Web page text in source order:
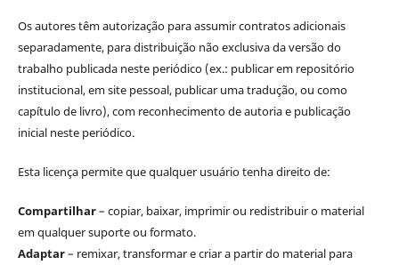
Os autores têm autorização para assumir contratos adicionais
separadamente, para distribuição não exclusiva da versão do
trabalho publicada neste periódico (ex.: publicar em repositório
institucional, em site pessoal, publicar uma tradução, ou como
capítulo de livro), com reconhecimento de autoria e publicação
inicial neste periódico.
Esta licença permite que qualquer usuário tenha direito de:
Compartilhar– copiar, baixar, imprimir ou redistribuir o material
em qualquer suporte ou formato.
Adaptar– remixar, transformar e criar a partir do material para